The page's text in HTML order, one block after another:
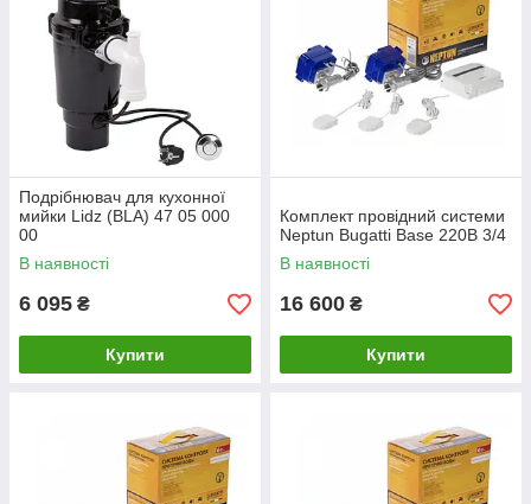
Подрібнювач для кухонної
мийки Lidz (BLA) 47 05 000
00
В наявності
6 095 ₴
Купити
Комплект провідний системи
Neptun Bugatti Base 220B 3/4
В наявності
16 600 ₴
Купити